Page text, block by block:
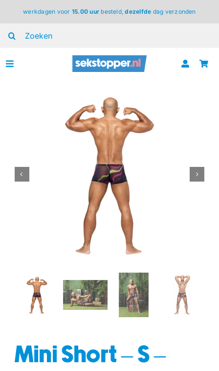
inhoud
werkdagen voor 15.00 uur besteld,dezelfde dag verzonden
Toggle
drogisterij
Mini Short – S –